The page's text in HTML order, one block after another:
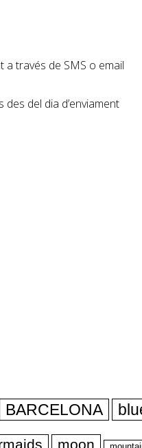
a través de SMS o email
del dia d’enviament
BARCELONA
moon